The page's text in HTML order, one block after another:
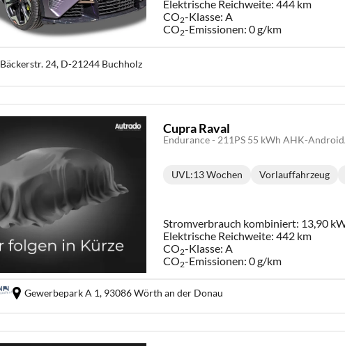
Elektrische Reichweite: 444 km
CO2-Klasse: A
CO2-Emissionen:0 g/km
Bäckerstr. 24,D-21244 Buchholz
Cupra Raval
Lieferzeit:
UVL:13 Wochen Vorlauffahrzeug
Stromverbrauch kombiniert: 13,90
Elektrische Reichweite: 442 km
CO2-Klasse: A
CO2-Emissionen:0 g/km
Gewerbepark A 1, 93086 Wörth an der Donau